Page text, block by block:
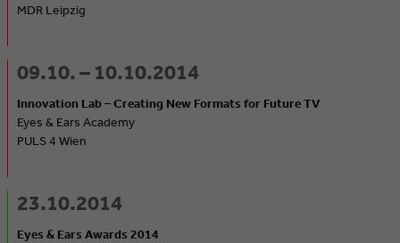
MDR Leipzig
09.10. – 10.10.2014
Innovation Lab – Creating New Formats for Future TV
Eyes & Ears Academy
PULS 4 Wien
23.10.2014
Eyes & Ears Awards 2014